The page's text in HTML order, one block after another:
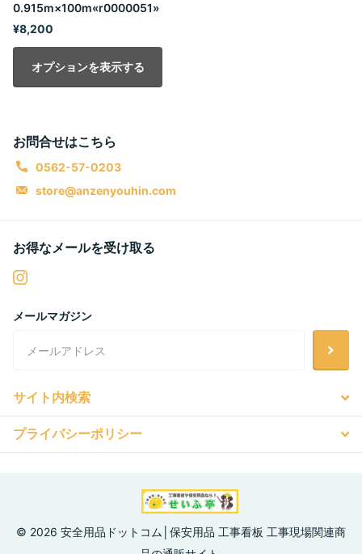
0.915m×100m«r0000051»
¥8,200
オプションを表示する
お問合せはこちら
0562-57-0203
store@anzenyouhin.com
お得なメールを受け取る
メールマガジン
サイト内検索
プライバシーポリシー
© 2026 安全用品ドットコム│保安用品 工事看板 工事現場関連商